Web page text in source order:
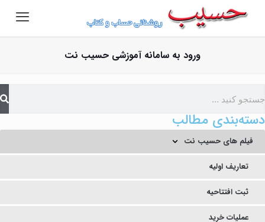
ورود به سامانه آموزشی حسیب نت
دسته‌بندی مطالب
فیلم های حسیب نت
تعاریف اولیه
ثبت افتتاحیه
عملیات خرید